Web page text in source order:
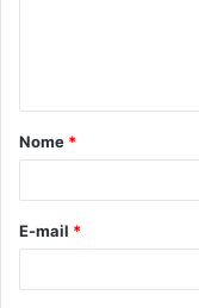
á
r
*
Nome *
E-mail *